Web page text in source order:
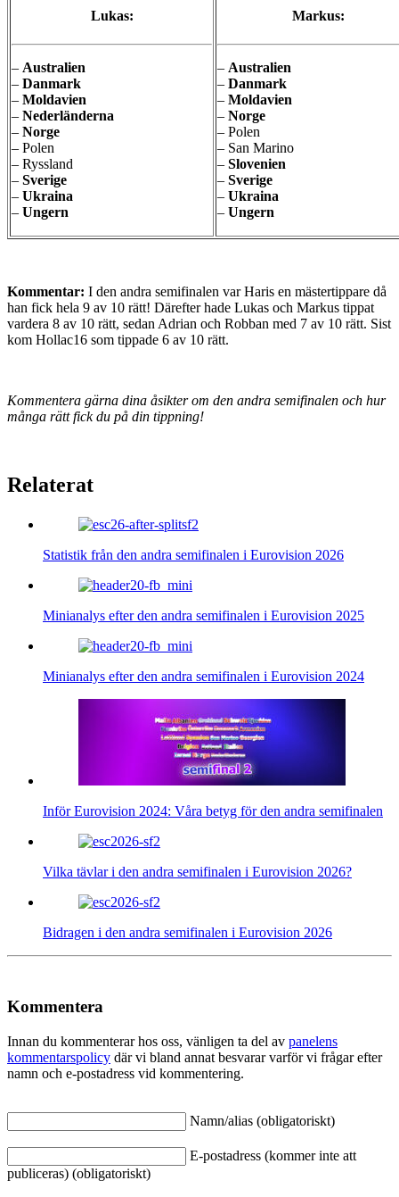
Lukas:
– Australien
– Danmark
– Moldavien
– Nederländerna
– Norge
– Polen
– Ryssland
– Sverige
– Ukraina
– Ungern
Markus:
– Australien
– Danmark
– Moldavien
– Norge
– Polen
– San Marino
– Slovenien
– Sverige
– Ukraina
– Ungern
Kommentar: I den andra semifinalen var Haris en mästertippare då
han fick hela 9 av 10 rätt! Därefter hade Lukas och Markus tippat
vardera 8 av 10 rätt, sedan Adrian och Robban med 7 av 10 rätt. Sist
kom Hollac16 som tippade 6 av 10 rätt.
Kommentera gärna dina åsikter om den andra semifinalen och hur
många rätt fick du på din tippning!
Relaterat
Statistik från den andra semifinalen i Eurovision 2026
Minianalys efter den andra semifinalen i Eurovision 2025
Minianalys efter den andra semifinalen i Eurovision 2024
Inför Eurovision 2024: Våra betyg för den andra semifinalen
Vilka tävlar i den andra semifinalen i Eurovision 2026?
Bidragen i den andra semifinalen i Eurovision 2026
Kommentera
Innan du kommenterar hos oss, vänligen ta del av panelens
kommentarspolicy där vi bland annat besvarar varför vi frågar efter
namn och e-postadress vid kommentering.
Namn/alias (obligatoriskt)
E-postadress (kommer inte att
publiceras) (obligatoriskt)